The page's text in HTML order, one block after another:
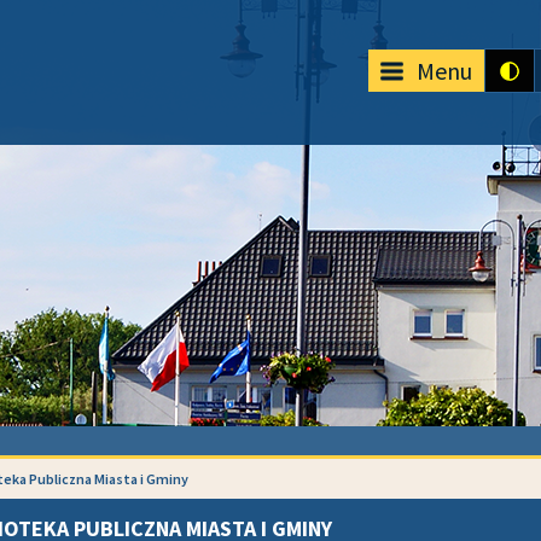
Menu
Publiczna Miasta i Gminy
PUBLICZNA MIASTA I GMINY